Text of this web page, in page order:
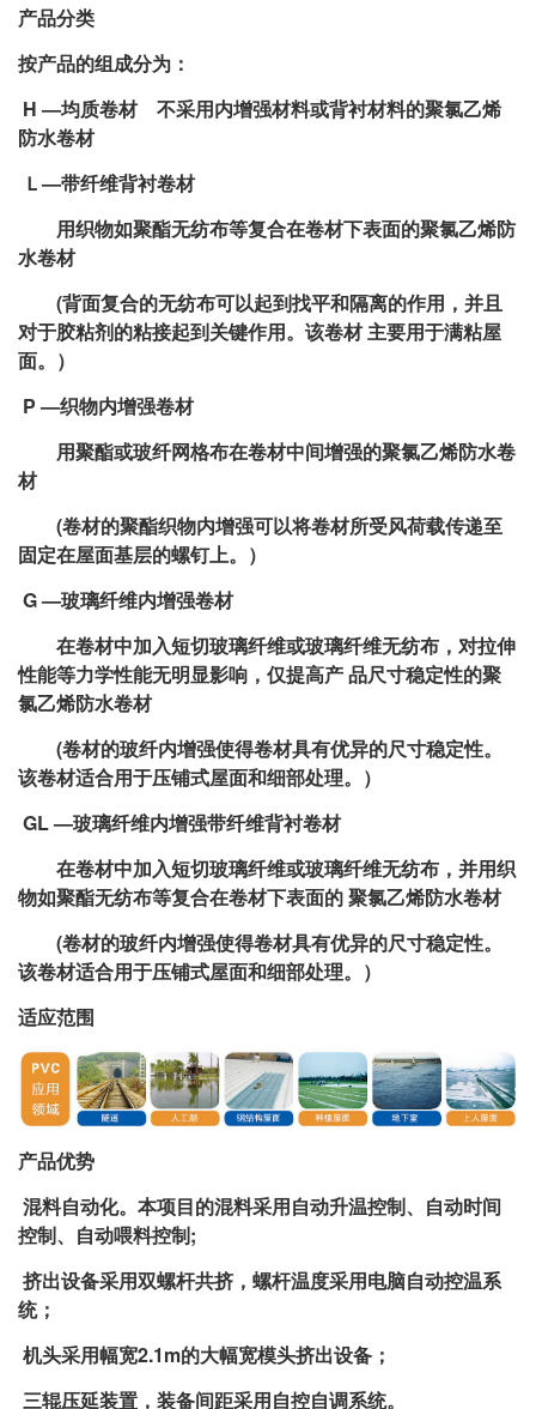
产品分类
按产品的组成分为：
H —均质卷材 不采用内增强材料或背衬材料的聚氯乙烯
防水卷材
Ｌ—带纤维背衬卷材
用织物如聚酯无纺布等复合在卷材下表面的聚氯乙烯防
水卷材
(背面复合的无纺布可以起到找平和隔离的作用，并且
对于胶粘剂的粘接起到关键作用。该卷材 主要用于满粘屋
面。）
P —织物内增强卷材
用聚酯或玻纤网格布在卷材中间增强的聚氯乙烯防水卷
材
(卷材的聚酯织物内增强可以将卷材所受风荷载传递至
固定在屋面基层的螺钉上。）
G —玻璃纤维内增强卷材
在卷材中加入短切玻璃纤维或玻璃纤维无纺布，对拉伸
性能等力学性能无明显影响，仅提高产 品尺寸稳定性的聚
氯乙烯防水卷材
(卷材的玻纤内增强使得卷材具有优异的尺寸稳定性。
该卷材适合用于压铺式屋面和细部处理。）
GL —玻璃纤维内增强带纤维背衬卷材
在卷材中加入短切玻璃纤维或玻璃纤维无纺布，并用织
物如聚酯无纺布等复合在卷材下表面的 聚氯乙烯防水卷材
(卷材的玻纤内增强使得卷材具有优异的尺寸稳定性。
该卷材适合用于压铺式屋面和细部处理。）
适应范围
产品优势
混料自动化。本项目的混料采用自动升温控制、自动时间
控制、自动喂料控制;
挤出设备采用双螺杆共挤，螺杆温度采用电脑自动控温系
统；
机头采用幅宽2.1m的大幅宽模头挤出设备；
三辊压延装置，装备间距采用自控自调系统。